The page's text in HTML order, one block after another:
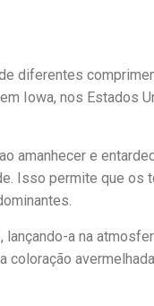
diferentes
Iowa, nos Estados
amanhecer e
Isso permite que os
a na